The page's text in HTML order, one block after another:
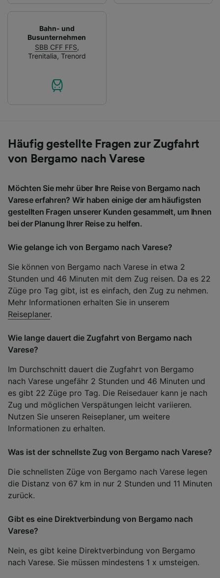
Bahn- und
Busunternehmen
SBB CFF FFS,
Trenitalia, Trenord
Häufig gestellte Fragen zur Zugfahrt
von Bergamo nach Varese
Möchten Sie mehr über Ihre Reise von Bergamo nach
Varese erfahren? Wir haben einige der am häufigsten
gestellten Fragen unserer Kunden gesammelt, um Ihnen
bei der Planung Ihrer Reise zu helfen.
Wie gelange ich von Bergamo nach Varese?
Sie können von Bergamo nach Varese in etwa 2
Stunden und 46 Minuten mit dem Zug reisen. Da es 22
Züge pro Tag gibt, ist es einfach, den Zug zu nehmen.
Mehr Informationen erhalten Sie in unserem
Reiseplaner.
Wie lange dauert die Zugfahrt von Bergamo nach
Varese?
Im Durchschnitt dauert die Zugfahrt von Bergamo
nach Varese ungefähr 2 Stunden und 46 Minuten und
es gibt 22 Züge pro Tag. Die Reisedauer kann je nach
Zug und möglichen Verspätungen leicht variieren.
Nutzen Sie unseren Reiseplaner, um weitere
Informationen zu erhalten.
Was ist der schnellste Zug von Bergamo nach Varese?
Die schnellsten Züge von Bergamo nach Varese legen
die Distanz von 67 km in nur 2 Stunden und 11 Minuten
zurück.
Gibt es eine Direktverbindung von Bergamo nach
Varese?
Nein, es gibt keine Direktverbindung von Bergamo
nach Varese. Sie müssen mindestens 1 x umsteigen.